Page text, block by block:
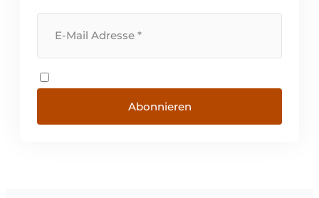
Abonnieren